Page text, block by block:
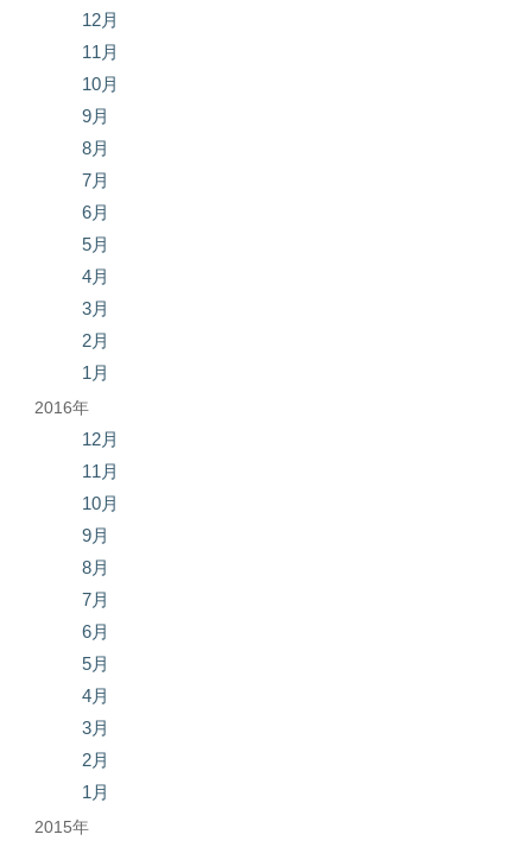
12月
11月
10月
9月
8月
7月
6月
5月
4月
3月
2月
1月
2016年
12月
11月
10月
9月
8月
7月
6月
5月
4月
3月
2月
1月
2015年